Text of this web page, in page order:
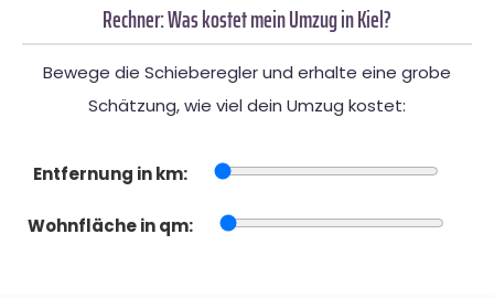
Rechner: Was kostet mein Umzug in Kiel?
Bewege die Schieberegler und erhalte eine grobe
Schätzung, wie viel dein Umzug kostet:
Entfernung in km:
Wohnfläche in qm: